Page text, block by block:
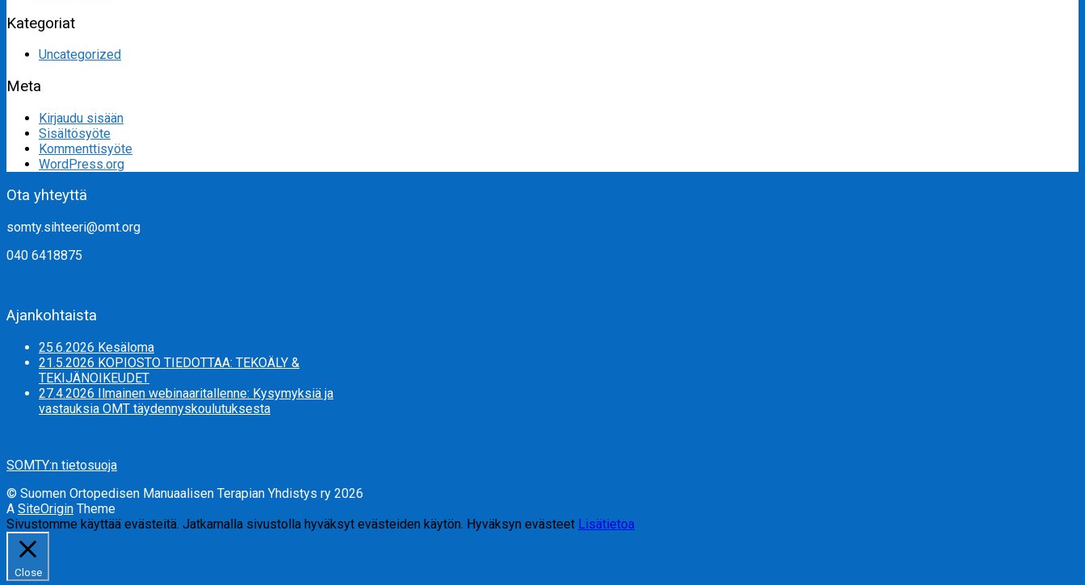
Kategoriat
Uncategorized
Meta
Kirjaudu sisään
Sisältösyöte
Kommenttisyöte
WordPress.org
Ota yhteyttä
somty.sihteeri@omt.org
040 6418875
Ajankohtaista
25.6.2026 Kesäloma
21.5.2026 KOPIOSTO TIEDOTTAA: TEKOÄLY &
TEKIJÄNOIKEUDET
27.4.2026 Ilmainen webinaaritallenne: Kysymyksiä ja
vastauksia OMT täydennyskoulutuksesta
SOMTY:n tietosuoja
© Suomen Ortopedisen Manuaalisen Terapian Yhdistys ry 2026
A SiteOrigin Theme
Sivustomme käyttää evästeitä. Jatkamalla sivustolla hyväksyt evästeiden käytön. Hyväksyn evästeet Lisätietoa
Close